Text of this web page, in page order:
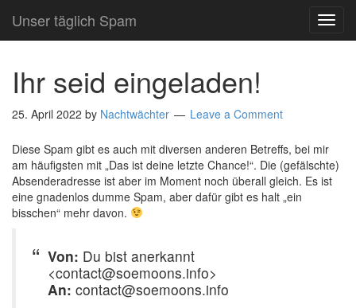
Unser täglich Spam
Ihr seid eingeladen!
25. April 2022 by Nachtwächter Leave a Comment
Diese Spam gibt es auch mit diversen anderen Betreffs, bei mir
am häufigsten mit „Das ist deine letzte Chance!“. Die (gefälschte)
Absenderadresse ist aber im Moment noch überall gleich. Es ist
eine gnadenlos dumme Spam, aber dafür gibt es halt „ein
bisschen“ mehr davon.
Von: Du bist anerkannt
<contact@soemoons.info>
An: contact@soemoons.info